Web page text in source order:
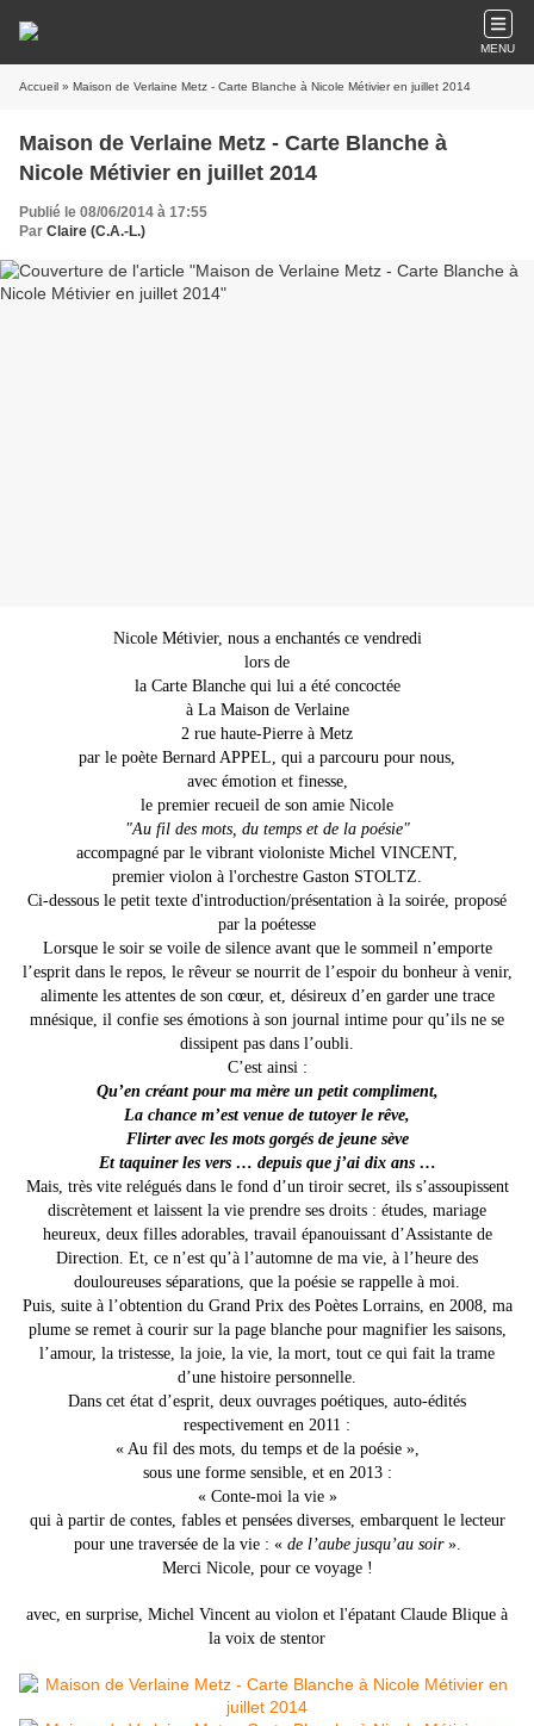
MENU
Accueil » Maison de Verlaine Metz - Carte Blanche à Nicole Métivier en juillet 2014
Maison de Verlaine Metz - Carte Blanche à
Nicole Métivier en juillet 2014
Publié le 08/06/2014 à 17:55
Par Claire (C.A.-L.)
Nicole Métivier, nous a enchantés ce vendredi
lors de
la Carte Blanche qui lui a été concoctée
à La Maison de Verlaine
2 rue haute-Pierre à Metz
par le poète Bernard APPEL, qui a parcouru pour nous,
avec émotion et finesse,
le premier recueil de son amie Nicole
"Au fil des mots, du temps et de la poésie"
accompagné par le vibrant violoniste Michel VINCENT,
premier violon à l'orchestre Gaston STOLTZ.
Ci-dessous le petit texte d'introduction/présentation à la soirée, proposé
par la poétesse
Lorsque le soir se voile de silence avant que le sommeil n’emporte
l’esprit dans le repos, le rêveur se nourrit de l’espoir du bonheur à venir,
alimente les attentes de son cœur, et, désireux d’en garder une trace
mnésique, il confie ses émotions à son journal intime pour qu’ils ne se
dissipent pas dans l’oubli.
C’est ainsi :
Qu’en créant pour ma mère un petit compliment,
La chance m’est venue de tutoyer le rêve,
Flirter avec les mots gorgés de jeune sève
Et taquiner les vers … depuis que j’ai dix ans …
Mais, très vite relégués dans le fond d’un tiroir secret, ils s’assoupissent
discrètement et laissent la vie prendre ses droits : études, mariage
heureux, deux filles adorables, travail épanouissant d’Assistante de
Direction. Et, ce n’est qu’à l’automne de ma vie, à l’heure des
douloureuses séparations, que la poésie se rappelle à moi.
Puis, suite à l’obtention du Grand Prix des Poètes Lorrains, en 2008, ma
plume se remet à courir sur la page blanche pour magnifier les saisons,
l’amour, la tristesse, la joie, la vie, la mort, tout ce qui fait la trame
d’une histoire personnelle.
Dans cet état d’esprit, deux ouvrages poétiques, auto-édités
respectivement en 2011 :
« Au fil des mots, du temps et de la poésie »,
sous une forme sensible, et en 2013 :
« Conte-moi la vie »
qui à partir de contes, fables et pensées diverses, embarquent le lecteur
pour une traversée de la vie : « de l’aube jusqu’au soir».
Merci Nicole, pour ce voyage !
avec, en surprise, Michel Vincent au violon et l'épatant Claude Blique à
la voix de stentor